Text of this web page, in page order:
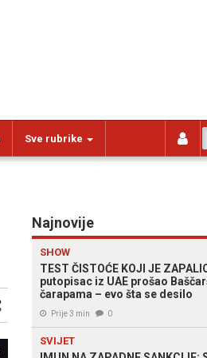
Sve rubrike
Najnovije
SHOW
TEST ČISTOĆE KOJI JE
putopisac iz UAE prošao
čarapama – evo šta se desilo
Prije 3 min 0
SVIJET